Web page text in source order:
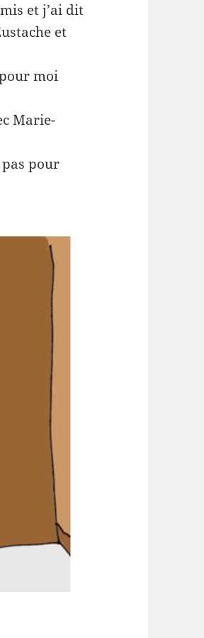
et j’ai dit
et
moi
Marie-
pour